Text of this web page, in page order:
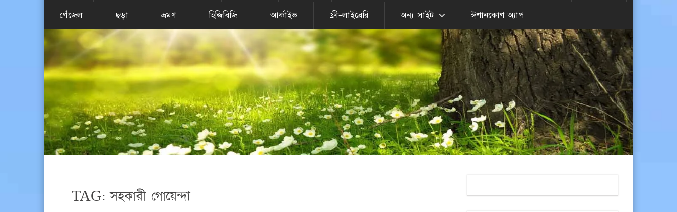
গেঁজেল ছড়া ভ্রমণ হিজিবিজি আর্কাইভ ফ্রী-লাইব্রেরি অন্য সাইট ঈশানকোণ অ্যাপ
TAG: সহকারী গোয়েন্দা